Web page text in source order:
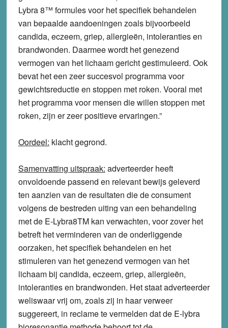
Lybra 8™ formules voor het specifiek behandelen
van bepaalde aandoeningen zoals bijvoorbeeld
candida, eczeem, griep, allergieën, intoleranties en
brandwonden. Daarmee wordt het genezend
vermogen van het lichaam gericht gestimuleerd. Ook
bevat het een zeer succesvol programma voor
gewichtsreductie en stoppen met roken. Vooral met
het programma voor mensen die willen stoppen met
roken, zijn er zeer positieve ervaringen.”
Oordeel: klachtgegrond.
Samenvatting uitspraak: adverteerder heeft
onvoldoende passend en relevant bewijs geleverd
ten aanzien van de resultaten die de consument
volgens de bestreden uiting van een behandeling
met de E-Lybra8TM kan verwachten, voor zover het
betreft het verminderen van de onderliggende
oorzaken, het specifiek behandelen en het
stimuleren van het genezend vermogen van het
lichaam bij candida, eczeem, griep, allergieën,
intoleranties en brandwonden. Het staat adverteerder
weliswaar vrij om, zoals zij in haar verweer
suggereert, in reclame te vermelden dat de E-lybra